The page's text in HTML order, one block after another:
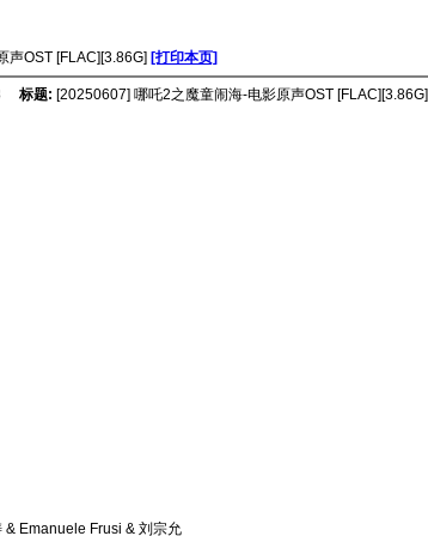
声OST [FLAC][3.86G] [打印本页]
标题: [20250607] 哪吒2之魔童闹海-电影原声OST [FLAC][3.86G]
& Emanuele Frusi & 刘宗允